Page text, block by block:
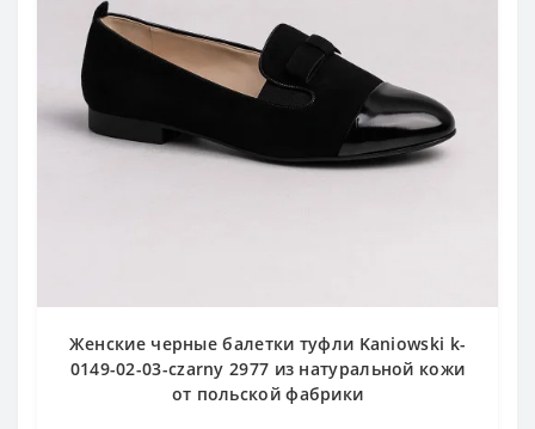
Женские черные балетки туфли Kaniowski k-
0149-02-03-czarny 2977 из натуральной кожи
от польской фабрики